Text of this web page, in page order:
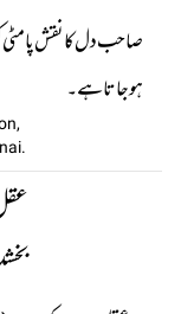
صاحب دل کا نقش پا مٹی
ہو جاتا ہے۔